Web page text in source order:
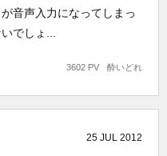
音声入力になってしまっ
でしょ...
酔いどれ
3602 PV
25 JUL 2012